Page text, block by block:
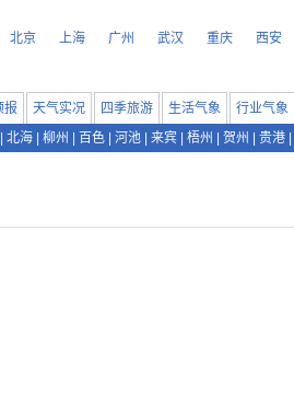
北京 上海 广州 武汉 重庆 西安
报 天气实况 四季旅游 生活气象 行业气象
北海 柳州 百色 河池 来宾 梧州 贺州 贵港